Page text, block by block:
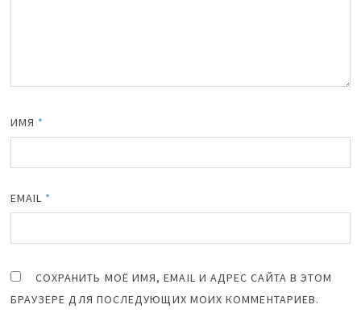
ИМЯ *
EMAIL *
СОХРАНИТЬ МОЁ ИМЯ, EMAIL И АДРЕС САЙТА В ЭТОМ
БРАУЗЕРЕ ДЛЯ ПОСЛЕДУЮЩИХ МОИХ КОММЕНТАРИЕВ.